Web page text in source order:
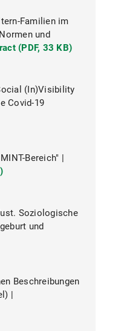
Familien im
und
(PDF, 33 KB)
(In)Visibility
Covid-19
Bereich" |
Soziologische
und
Beschreibungen
|
Wandel und
- von der zweiten
|
Selbst. Die
Problem der